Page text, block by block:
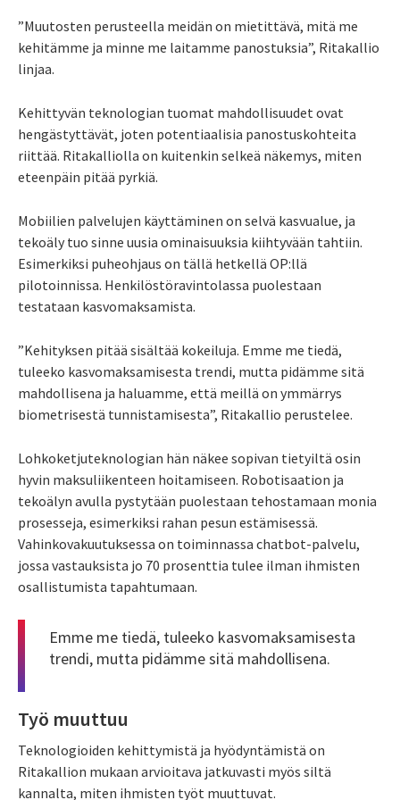
”Muutosten perusteella meidän on mietittävä, mitä me
kehitämme ja minne me laitamme panostuksia”, Ritakallio
linjaa.
Kehittyvän teknologian tuomat mahdollisuudet ovat
hengästyttävät, joten potentiaalisia panostuskohteita
riittää. Ritakalliolla on kuitenkin selkeä näkemys, miten
eteenpäin pitää pyrkiä.
Mobiilien palvelujen käyttäminen on selvä kasvualue, ja
tekoäly tuo sinne uusia ominaisuuksia kiihtyvään tahtiin.
Esimerkiksi puheohjaus on tällä hetkellä OP:llä
pilotoinnissa. Henkilöstöravintolassa puolestaan
testataan kasvomaksamista.
”Kehityksen pitää sisältää kokeiluja. Emme me tiedä,
tuleeko kasvomaksamisesta trendi, mutta pidämme sitä
mahdollisena ja haluamme, että meillä on ymmärrys
biometrisestä tunnistamisesta”, Ritakallio perustelee.
Lohkoketjuteknologian hän näkee sopivan tietyiltä osin
hyvin maksuliikenteen hoitamiseen. Robotisaation ja
tekoälyn avulla pystytään puolestaan tehostamaan monia
prosesseja, esimerkiksi rahan pesun estämisessä.
Vahinkovakuutuksessa on toiminnassa chatbot-palvelu,
jossa vastauksista jo 70 prosenttia tulee ilman ihmisten
osallistumista tapahtumaan.
Emme me tiedä, tuleeko kasvo­maksamisesta
trendi, mutta ­pidämme sitä mahdollisena.
Työ muuttuu
Teknologioiden kehittymistä ja hyödyntämistä on
Ritakallion mukaan arvioitava jatkuvasti myös siltä
kannalta, miten ihmisten työt muuttuvat.